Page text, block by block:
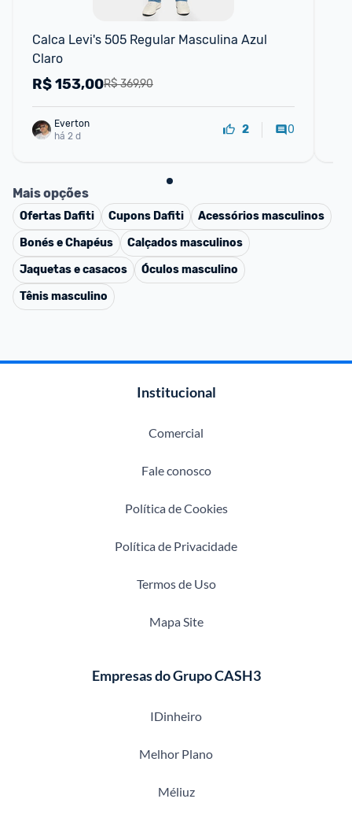
Calca Levi's 505 Regular Masculina Azul
Claro
R$ 369,90
R$153,00
Everton
há 2 d
2 0
Mais opções
Ofertas Dafiti Cupons Dafiti
Acessórios masculinos
Bonés e Chapéus
Calçados masculinos
Jaquetas e casacos
Óculos masculino
Tênis masculino
Institucional
Comercial
Fale conosco
Política de Cookies
Política de Privacidade
Termos de Uso
Mapa Site
Empresas do Grupo CASH3
IDinheiro
Melhor Plano
Méliuz